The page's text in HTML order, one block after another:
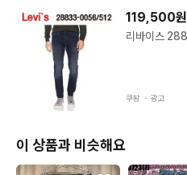
-교환/환불 X
119,500원
쿠팡 ・ 광고
이 상품과 비슷해요